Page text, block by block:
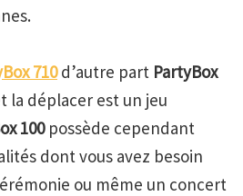
710d’autre part PartyBox
la déplacer est un jeu
100possède cependant
dont vous avez besoin
ou même un concert